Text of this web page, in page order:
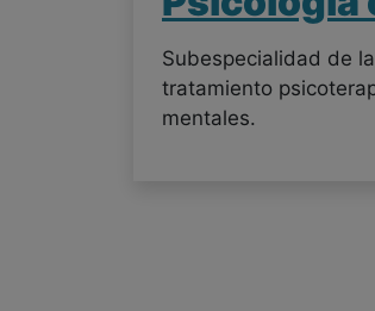
Subespecialidad de
tratamiento
mentales.